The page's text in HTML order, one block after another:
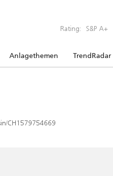
Rating: S&P A+
Anlagethemen TrendRadar
CH1579754669